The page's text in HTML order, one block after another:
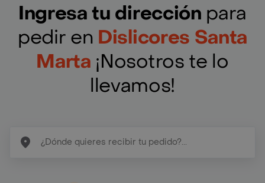
Ingresa tu dirección para
pedir en Dislicores Santa
Marta ¡Nosotros te lo
llevamos!